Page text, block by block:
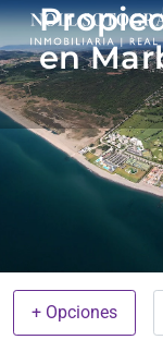
en
+ Opciones